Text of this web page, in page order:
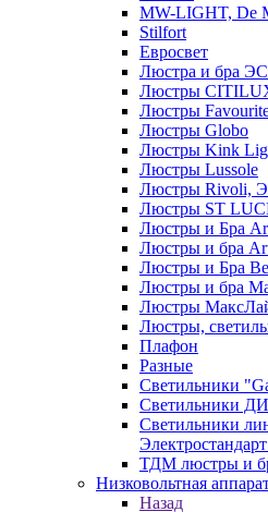
MW-LIGHT, De
Stilfort
Евросвет
Люстра и бра
Люстры
Люстры
Люстры Globo
Люстры Kink
Люстры Lussole
Люстры Rivoli,
Люстры ST
Люстры и Бра
Люстры и бра
Люстры и Бра
Люстры и бра
Люстры
Люстры,
Плафон
Разные
Светильники
Светильники
Светильники
ТДМ люстры и
Низковольтная
Назад